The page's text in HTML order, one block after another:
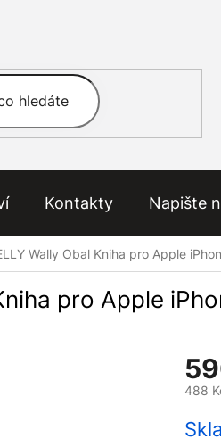
Kontakty Napište
Wally Obal Kniha pro Apple
pro Apple
488
cena: